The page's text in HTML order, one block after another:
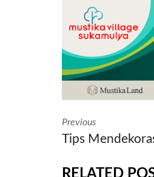
Previous
Tips